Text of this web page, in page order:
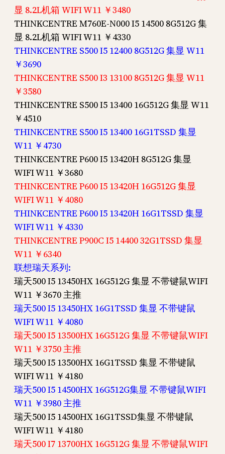
显 8.2L机箱 WIFI W11 ￥3480
THINKCENTRE M760E-N000 I5 14500 8G512G 集
显 8.2L机箱 WIFI W11 ￥4330
THINKCENTRE S500 I5 12400 8G512G 集显 W11
￥3690
THINKCENTRE S500 I3 13100 8G512G 集显 W11
￥3580
THINKCENTRE S500 I5 13400 16G512G 集显 W11
￥4510
THINKCENTRE S500 I5 13400 16G1TSSD 集显
W11 ￥4730
THINKCENTRE P600 I5 13420H 8G512G 集显
WIFI W11 ￥3680
THINKCENTRE P600 I5 13420H 16G512G 集显
WIFI W11 ￥4080
THINKCENTRE P600 I5 13420H 16G1TSSD 集显
WIFI W11 ￥4330
THINKCENTRE P900C I5 14400 32G1TSSD 集显
W11 ￥6340
联想瑞天系列:
瑞天500 I5 13450HX 16G512G 集显 不带键鼠WIFI
W11 ￥3670 主推
瑞天500 I5 13450HX 16G1TSSD 集显 不带键鼠
WIFI W11 ￥4080
瑞天500 I5 13500HX 16G512G 集显 不带键鼠WIFI
W11 ￥3750 主推
瑞天500 I5 13500HX 16G1TSSD 集显 不带键鼠
WIFI W11 ￥4180
瑞天500 I5 14500HX 16G512G集显 不带键鼠WIFI
W11 ￥3980 主推
瑞天500 I5 14500HX 16G1TSSD集显 不带键鼠
WIFI W11 ￥4180
瑞天500 I7 13700HX 16G512G 集显 不带键鼠WIFI